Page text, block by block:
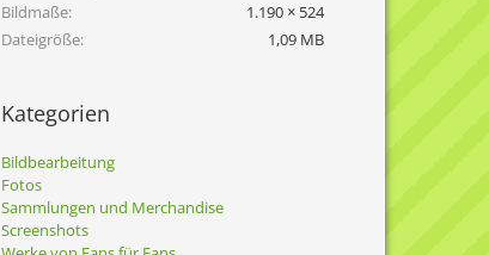
Bildmaße
1.190 × 524
Dateigröße
1,09 MB
Kategorien
Bildbearbeitung
Fotos
Sammlungen und Merchandise
Screenshots